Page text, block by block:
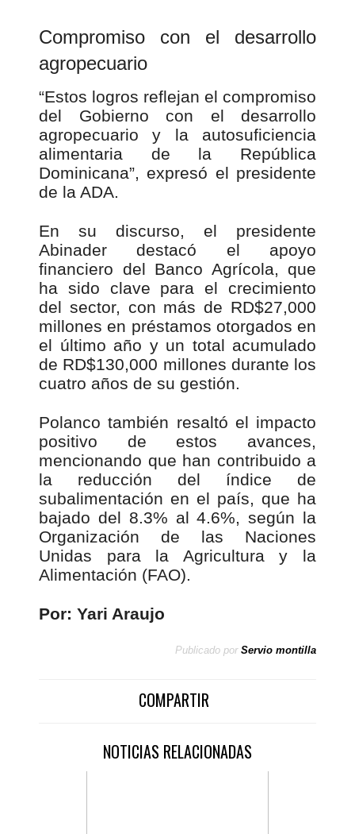
Compromiso con el desarrollo
agropecuario
“Estos logros reflejan el compromiso
del Gobierno con el desarrollo
agropecuario y la autosuficiencia
alimentaria de la República
Dominicana”, expresó el presidente
de la ADA.
En su discurso, el presidente
Abinader destacó el apoyo
financiero del Banco Agrícola, que
ha sido clave para el crecimiento
del sector, con más de RD$27,000
millones en préstamos otorgados en
el último año y un total acumulado
de RD$130,000 millones durante los
cuatro años de su gestión.
Polanco también resaltó el impacto
positivo de estos avances,
mencionando que han contribuido a
la reducción del índice de
subalimentación en el país, que ha
bajado del 8.3% al 4.6%, según la
Organización de las Naciones
Unidas para la Agricultura y la
Alimentación (FAO).
Por: Yari Araujo
Publicado por Servio montilla
COMPARTIR
NOTICIAS RELACIONADAS